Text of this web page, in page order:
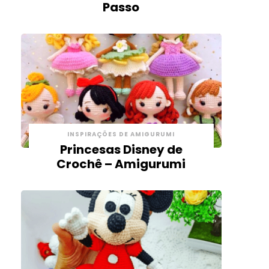
Passo
INSPIRAÇÕES DE AMIGURUMI
Princesas Disney de
Crochê – Amigurumi